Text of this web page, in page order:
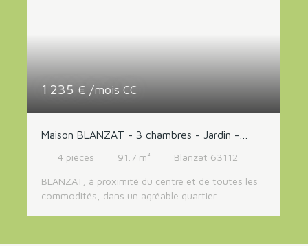
1 235 € /mois CC
Maison BLANZAT - 3 chambres - Jardin -
4 pièces 91.7 m² Blanzat 63112
BLANZAT, à proximité du centre et de toutes les
commodités, dans un agréable quartier